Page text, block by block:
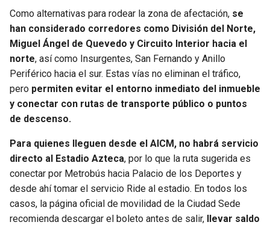
Como alternativas para rodear la zona de afectación, se
han considerado corredores como División del Norte,
Miguel Ángel de Quevedo y Circuito Interior hacia el
norte, así como Insurgentes, San Fernando y Anillo
Periférico hacia el sur. Estas vías no eliminan el tráfico,
pero permiten evitar el entorno inmediato del inmueble
y conectar con rutas de transporte público o puntos
de descenso.
Para quienes lleguen desde el AICM, no habrá servicio
directo al Estadio Azteca, por lo que la ruta sugerida es
conectar por Metrobús hacia Palacio de los Deportes y
desde ahí tomar el servicio Ride al estadio. En todos los
casos, la página oficial de movilidad de la Ciudad Sede
recomienda descargar el boleto antes de salir,
llevar saldo